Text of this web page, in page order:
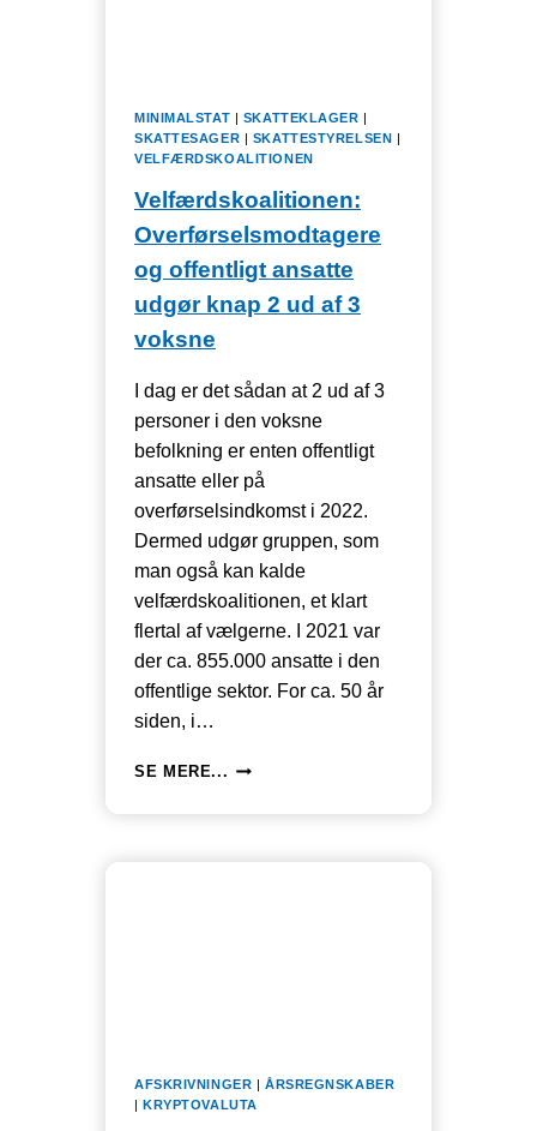
SKRIVE
OM
EN
UGERS
FRIST
AT
KLAGE,
MENER
STYRELSEN
MINIMALSTAT | SKATTEKLAGER |
SKATTESAGER | SKATTESTYRELSEN |
VELFÆRDSKOALITIONEN
Velfærdskoalitionen:
Overførselsmodtagere
og offentligt ansatte
udgør knap 2 ud af 3
voksne
I dag er det sådan at 2 ud af 3
personer i den voksne
befolkning er enten offentligt
ansatte eller på
overførselsindkomst i 2022.
Dermed udgør gruppen, som
man også kan kalde
velfærdskoalitionen, et klart
flertal af vælgerne. I 2021 var
der ca. 855.000 ansatte i den
offentlige sektor. For ca. 50 år
siden, i…
SE MERE... VELFÆRDSKOALITIONEN:
AFSKRIVNINGER
ÅRSREGNSKABER
KRYPTOVALUTA